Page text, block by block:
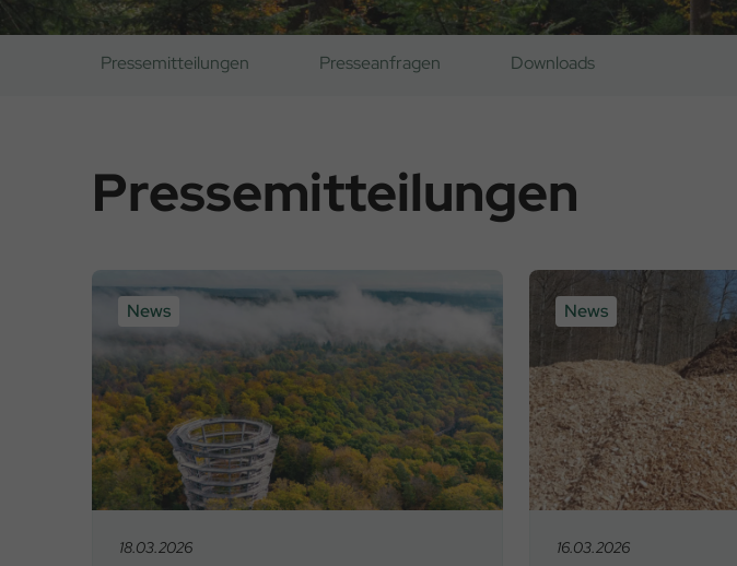
Pressemitteilungen Presseanfragen Downloads
Pressemitteilungen
News
18.03.2026
News
16.03.2026